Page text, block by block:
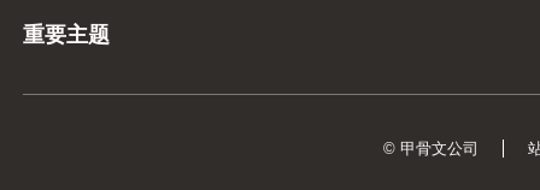
重要主题
© 甲骨文公司